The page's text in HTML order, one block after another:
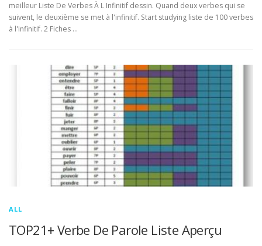
meilleur Liste De Verbes À L Infinitif dessin. Quand deux verbes qui se
suivent, le deuxième se met à l'infinitif. Start studying liste de 100 verbes
à l'infinitif. 2 Fiches …
ALL
TOP21+ Verbe De Parole Liste Aperçu